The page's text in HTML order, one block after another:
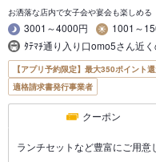
お洒落な店内で女子会や宴会も楽しめる
3001～4000円
1001～
ﾀﾃﾏﾁ通り入り口omo5さん近
【アプリ予約限定】最大350ポイント
適格請求書発行事業者
クーポン
ランチセットなど豊富にご用意